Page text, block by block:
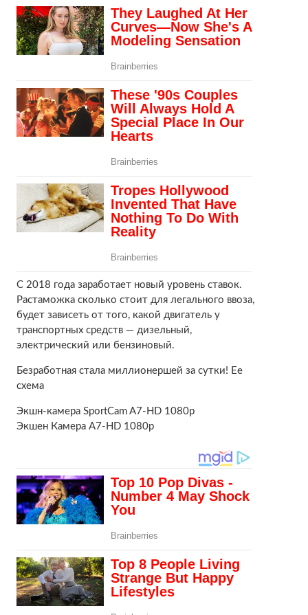
С 2018 года заработает новый уровень ставок.
Растаможка сколько стоит для легального ввоза,
будет зависеть от того, какой двигатель у
транспортных средств — дизельный,
электрический или бензиновый.
Безработная стала миллионершей за сутки! Ее
схема
Экшн-камера SportCam A7-HD 1080p
Экшен Камера A7-HD 1080p